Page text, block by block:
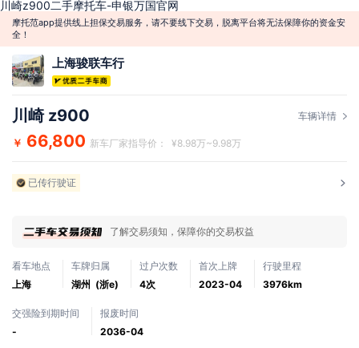
川崎z900二手摩托车-申银万国官网
摩托范app提供线上担保交易服务，请不要线下交易，脱离平台将无法保障你的资金安
全！
上海骏联车行
川崎 z900 车辆详情
￥ 66,800 新车厂家指导价： ¥8.98万~9.98万
已传行驶证
了解交易须知，保障你的交易权益
看车地点
上海
车牌归属
湖州 (浙e)
过户次数
4次
首次上牌
2023-04
行驶里程
3976km
交强险到期时间
-
报废时间
2036-04